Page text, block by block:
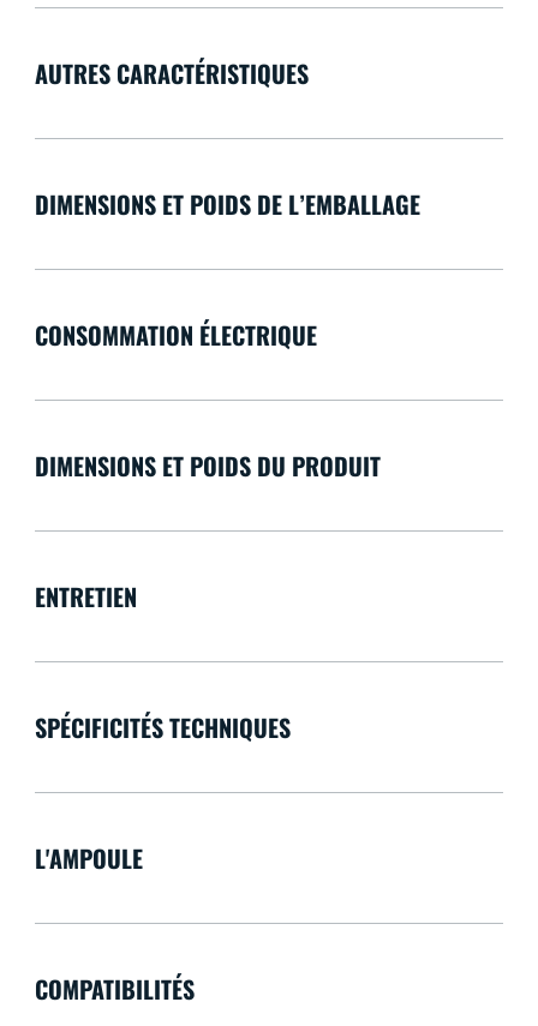
AUTRES CARACTÉRISTIQUES
DIMENSIONS ET POIDS DE L’EMBALLAGE
CONSOMMATION ÉLECTRIQUE
DIMENSIONS ET POIDS DU PRODUIT
ENTRETIEN
SPÉCIFICITÉS TECHNIQUES
L'AMPOULE
COMPATIBILITÉS